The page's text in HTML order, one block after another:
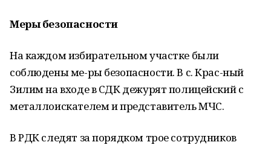
Меры безопасности
На каждом избирательном участке были
соблюдены ме-ры безопасности. В с. Крас-ный
Зилим на входе в СДК дежурят полицейский с
металлоискателем и представитель МЧС.
В РДК следят за порядком трое сотрудников